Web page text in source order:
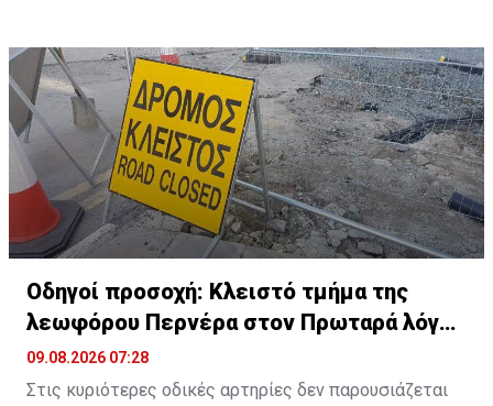
Οδηγοί προσοχή: Κλειστό τμήμα της
λεωφόρου Περνέρα στον Πρωταρά λόγω
έργων
09.08.2026 07:28
Στις κυριότερες οδικές αρτηρίες δεν παρουσιάζεται